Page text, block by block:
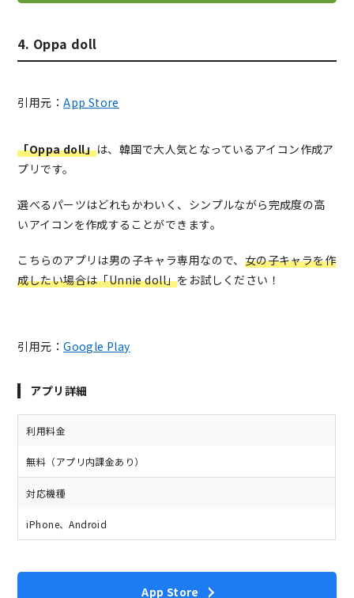
4. Oppa doll
引用元：App Store
「Oppa doll」は、韓国で大人気となっているアイコン作成ア
プリです。
選べるパーツはどれもかわいく、シンプルながら完成度の高
いアイコンを作成することができます。
こちらのアプリは男の子キャラ専用なので、 女の子キャラを作
成したい場合は「Unnie doll」をお試しください！
引用元：Google Play
アプリ詳細
利用料金
無料（アプリ内課金あり）
対応機種
iPhone、Android
App Store